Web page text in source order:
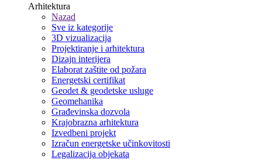
Arhitektura
Nazad
Sve iz kategorije
3D vizualizacija
Projektiranje i arhitektura
Dizajn interijera
Elaborat zaštite od požara
Energetski certifikat
Geodet & geodetske usluge
Geomehanika
Građevinska dozvola
Krajobrazna arhitektura
Izvedbeni projekt
Izračun energetske učinkovitosti
Legalizacija objekata